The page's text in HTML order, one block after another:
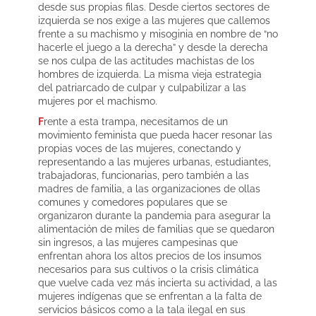
desde sus propias filas. Desde ciertos sectores de
izquierda se nos exige a las mujeres que callemos
frente a su machismo y misoginia en nombre de “no
hacerle el juego a la derecha” y desde la derecha
se nos culpa de las actitudes machistas de los
hombres de izquierda. La misma vieja estrategia
del patriarcado de culpar y culpabilizar a las
mujeres por el machismo.
Frente a esta trampa, necesitamos de un
movimiento feminista que pueda hacer resonar las
propias voces de las mujeres, conectando y
representando a las mujeres urbanas, estudiantes,
trabajadoras, funcionarias, pero también a las
madres de familia, a las organizaciones de ollas
comunes y comedores populares que se
organizaron durante la pandemia para asegurar la
alimentación de miles de familias que se quedaron
sin ingresos, a las mujeres campesinas que
enfrentan ahora los altos precios de los insumos
necesarios para sus cultivos o la crisis climática
que vuelve cada vez más incierta su actividad, a las
mujeres indígenas que se enfrentan a la falta de
servicios básicos como a la tala ilegal en sus